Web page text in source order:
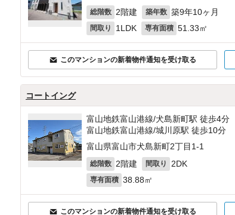
総階数 2階建 築年数 築9年10ヶ月
間取り 1LDK 専有面積 51.33㎡
このマンションの新着物件通知を受け取る
コートイング
富山地鉄富山港線/犬島新町駅 徒歩4分
富山地鉄富山港線/城川原駅 徒歩10分
富山県富山市犬島新町2丁目1-1
総階数 2階建 間取り 2DK
専有面積 38.88㎡
このマンションの新着物件通知を受け取る